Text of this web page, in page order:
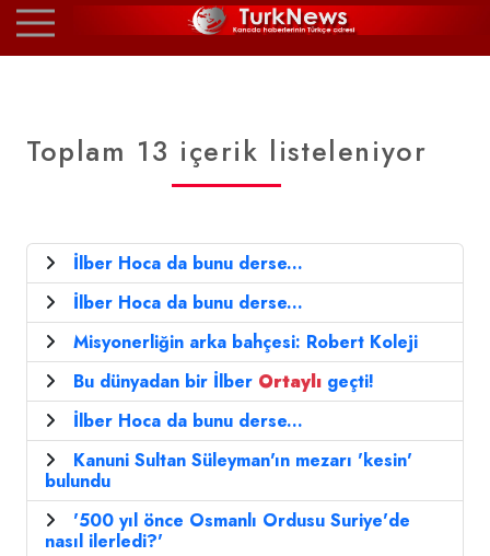
Toplam 13 içerik listeleniyor
İlber Hoca da bunu derse...
İlber Hoca da bunu derse...
Misyonerliğin arka bahçesi: Robert Koleji
Bu dünyadan bir İlber Ortaylı geçti!
İlber Hoca da bunu derse...
Kanuni Sultan Süleyman'ın mezarı 'kesin'
bulundu
'500 yıl önce Osmanlı Ordusu Suriye'de
nasıl ilerledi?'